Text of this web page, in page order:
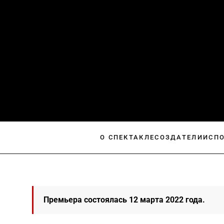
О СПЕКТАКЛЕСОЗДАТЕЛИ
Премьера состоялась 12 марта 2022 года.